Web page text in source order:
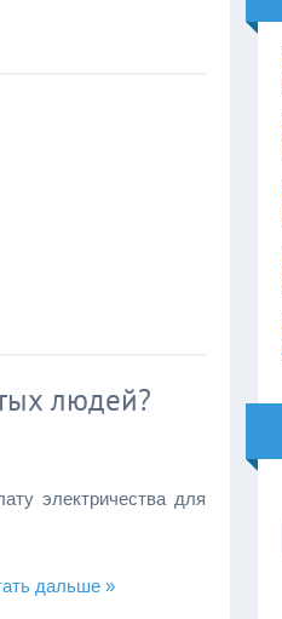
людей?
электричества для
дальше »